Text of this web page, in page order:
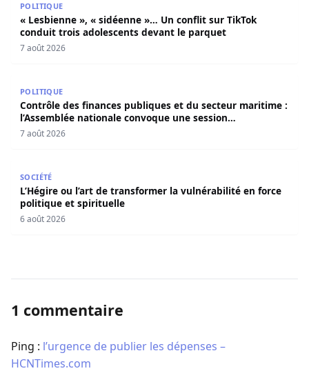
POLITIQUE
« Lesbienne », « sidéenne »… Un conflit sur TikTok
conduit trois adolescents devant le parquet
7 août 2026
POLITIQUE
Contrôle des finances publiques et du secteur maritime :
l’Assemblée nationale convoque une session
extraordinaire
7 août 2026
SOCIÉTÉ
L’Hégire ou l’art de transformer la vulnérabilité en force
politique et spirituelle
6 août 2026
1 commentaire
Ping : l’urgence de publier les dépenses –
HCNTimes.com